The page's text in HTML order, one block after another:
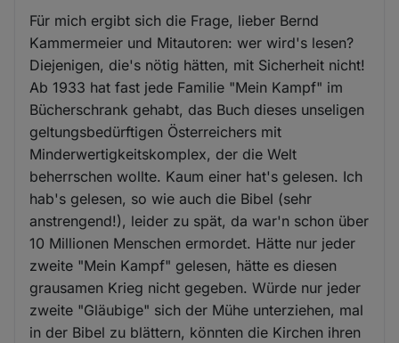
Für mich ergibt sich die Frage, lieber Bernd
Kammermeier und Mitautoren: wer wird's lesen?
Diejenigen, die's nötig hätten, mit Sicherheit nicht!
Ab 1933 hat fast jede Familie "Mein Kampf" im
Bücherschrank gehabt, das Buch dieses unseligen
geltungsbedürftigen Österreichers mit
Minderwertigkeitskomplex, der die Welt
beherrschen wollte. Kaum einer hat's gelesen. Ich
hab's gelesen, so wie auch die Bibel (sehr
anstrengend!), leider zu spät, da war'n schon über
10 Millionen Menschen ermordet. Hätte nur jeder
zweite "Mein Kampf" gelesen, hätte es diesen
grausamen Krieg nicht gegeben. Würde nur jeder
zweite "Gläubige" sich der Mühe unterziehen, mal
in der Bibel zu blättern, könnten die Kirchen ihren